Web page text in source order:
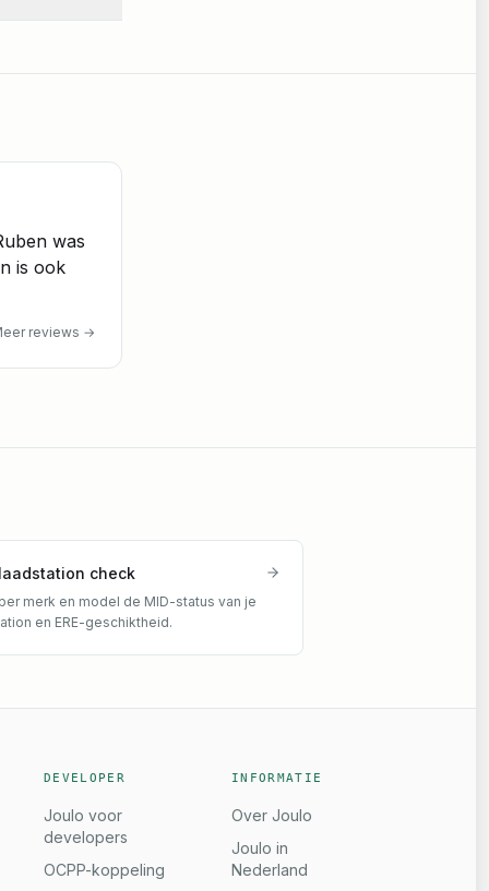
was
is ook
reviews →
check
merk en model de MID-status van je
en ERE-geschiktheid.
DEVELOPER
Joulo voor
developers
OCPP-koppeling
INFORMATIE
Over Joulo
Joulo in
Nederland